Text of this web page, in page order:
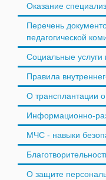
Оказание
Перечень
педагогической
Социальные услуги
Правила
О трансплантации
Информационно-
МЧС - навыки
О защите